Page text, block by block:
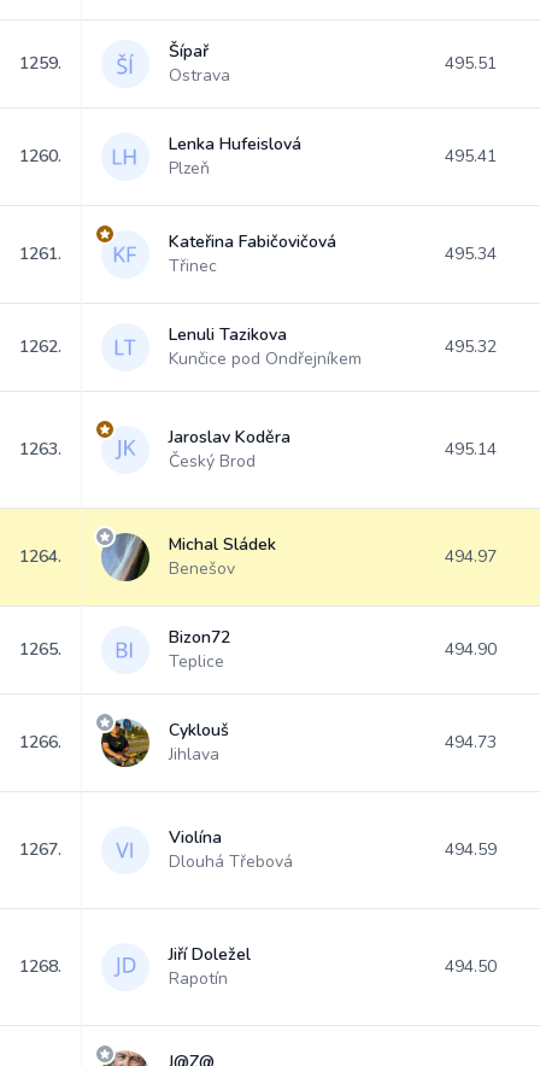
1259.
Šípař
Ostrava
495.51
1260.
Lenka Hufeislová
Plzeň
495.41
1261.
Kateřina Fabičovičová
Třinec
495.34
1262.
Lenuli Tazikova
Kunčice pod Ondřejníkem
495.32
1263.
Jaroslav Koděra
Český Brod
495.14
1264.
Michal Sládek
Benešov
494.97
1265.
Bizon72
Teplice
494.90
1266.
Cyklouš
Jihlava
494.73
1267.
Violína
Dlouhá Třebová
494.59
1268.
Jiří Doležel
Rapotín
494.50